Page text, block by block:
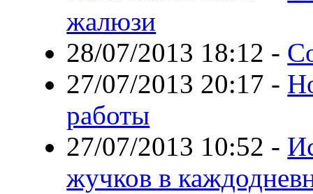
жалюзи
28/07/2013 18:12 -
27/07/2013 20:17 -
работы
27/07/2013 10:52 -
жучков в